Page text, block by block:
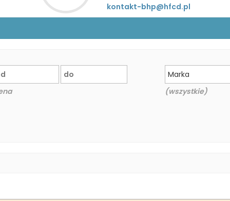
kontakt-bhp@hfcd.pl
Marka
(wszystkie)